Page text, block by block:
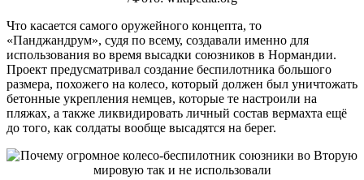
Что касается самого оружейного концепта, то
«Панджандрум», судя по всему, создавали именно для
использования во время высадки союзников в Нормандии.
Проект предусматривал создание беспилотника большого
размера, похожего на колесо, который должен был уничтожать
бетонные укрепления немцев, которые те настроили на
пляжах, а также ликвидировать личный состав вермахта ещё
до того, как солдаты вообще высадятся на берег.